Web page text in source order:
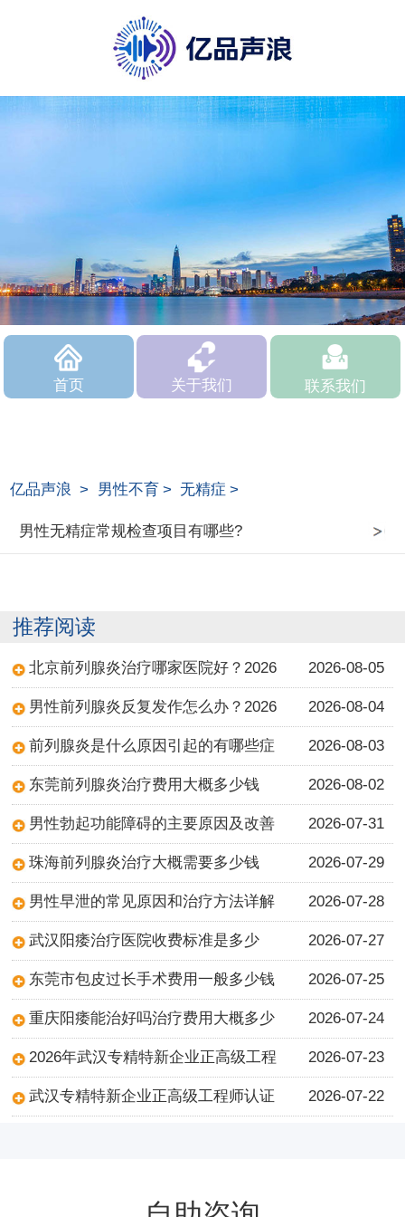
首页 关于我们 联系我们
亿品声浪 > 男性不育 > 无精症 >
男性无精症常规检查项目有哪些?
推荐阅读
北京前列腺炎治疗哪家医院好？2026 2026-08-05
男性前列腺炎反复发作怎么办？2026 2026-08-04
前列腺炎是什么原因引起的有哪些症 2026-08-03
东莞前列腺炎治疗费用大概多少钱 2026-08-02
男性勃起功能障碍的主要原因及改善 2026-07-31
珠海前列腺炎治疗大概需要多少钱 2026-07-29
男性早泄的常见原因和治疗方法详解 2026-07-28
武汉阳痿治疗医院收费标准是多少 2026-07-27
东莞市包皮过长手术费用一般多少钱 2026-07-25
重庆阳痿能治好吗治疗费用大概多少 2026-07-24
2026年武汉专精特新企业正高级工程 2026-07-23
武汉专精特新企业正高级工程师认证 2026-07-22